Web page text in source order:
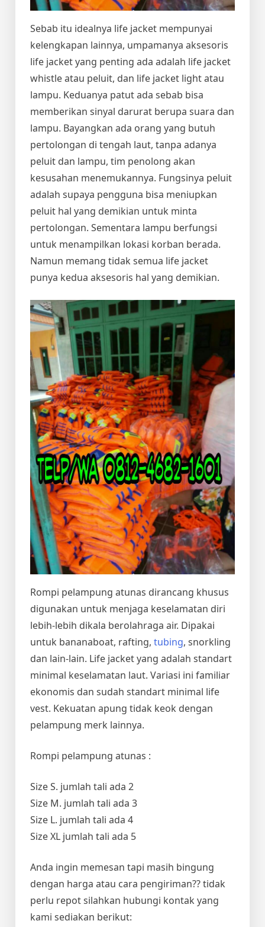
Sebab itu idealnya life jacket mempunyai
kelengkapan lainnya, umpamanya aksesoris
life jacket yang penting ada adalah life jacket
whistle atau peluit, dan life jacket light atau
lampu. Keduanya patut ada sebab bisa
memberikan sinyal darurat berupa suara dan
lampu. Bayangkan ada orang yang butuh
pertolongan di tengah laut, tanpa adanya
peluit dan lampu, tim penolong akan
kesusahan menemukannya. Fungsinya peluit
adalah supaya pengguna bisa meniupkan
peluit hal yang demikian untuk minta
pertolongan. Sementara lampu berfungsi
untuk menampilkan lokasi korban berada.
Namun memang tidak semua life jacket
punya kedua aksesoris hal yang demikian.
Rompi pelampung atunas dirancang khusus
digunakan untuk menjaga keselamatan diri
lebih-lebih dikala berolahraga air. Dipakai
untuk bananaboat, rafting, tubing, snorkling
dan lain-lain. Life jacket yang adalah standart
minimal keselamatan laut. Variasi ini familiar
ekonomis dan sudah standart minimal life
vest. Kekuatan apung tidak keok dengan
pelampung merk lainnya.
Rompi pelampung atunas :
Size S. jumlah tali ada 2
Size M. jumlah tali ada 3
Size L. jumlah tali ada 4
Size XL jumlah tali ada 5
Anda ingin memesan tapi masih bingung
dengan harga atau cara pengiriman?? tidak
perlu repot silahkan hubungi kontak yang
kami sediakan berikut: